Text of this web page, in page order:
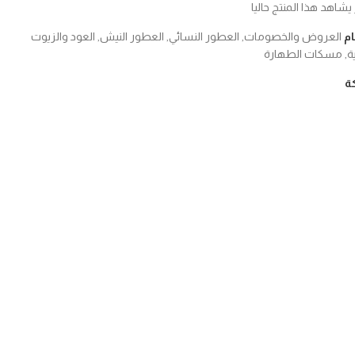
يشاهد هذا المنتج حاليا
العروض والخصومات, العطور النسائي, العطور النيش, العود والزيوت
مسكات الطهارة